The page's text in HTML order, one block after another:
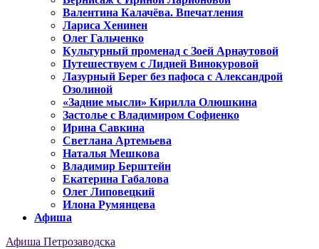
Валентина Калачёва. Впечатления
Лариса Хенинен
Олег Гальченко
Культурный променад с Зоей Арнаутовой
Путешествуем с Лидией Винокуровой
Лазурный Берег без пафоса с Александрой
Озолиной
«Задние мысли» Кирилла Олюшкина
Застолье с Владимиром Софиенко
Ирина Савкина
Светлана Артемьева
Наталья Мешкова
Владимир Берштейн
Екатерина Габалова
Олег Липовецкий
Илона Румянцева
Афиша
Афиша Петрозаводска